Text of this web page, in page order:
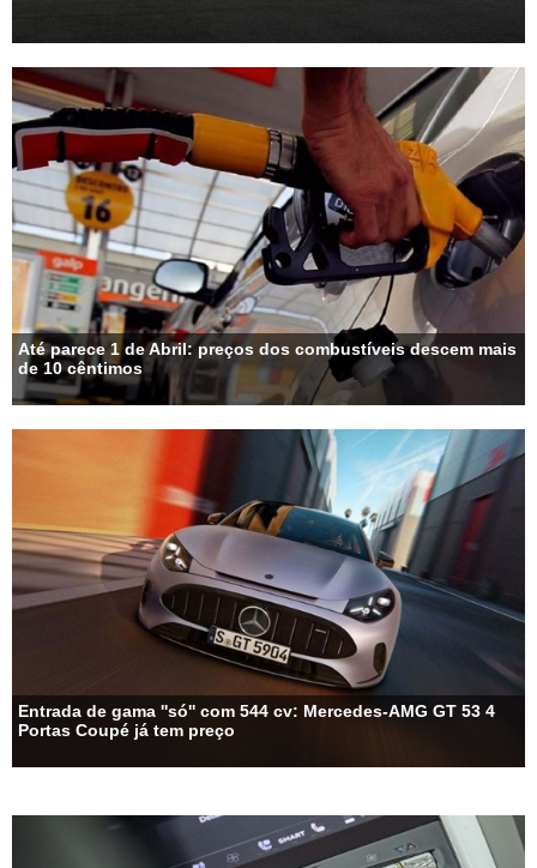
Até parece 1 de Abril: preços dos combustíveis descem mais
de 10 cêntimos
Entrada de gama ''só'' com 544 cv: Mercedes-AMG GT 53 4
Portas Coupé já tem preço